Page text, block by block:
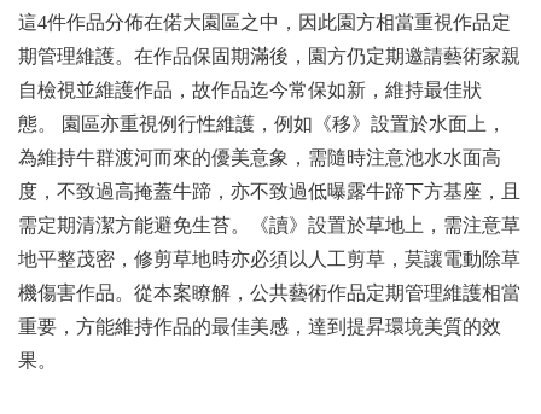
這4件作品分佈在偌大園區之中，因此園方相當重視作品定
期管理維護。在作品保固期滿後，園方仍定期邀請藝術家親
自檢視並維護作品，故作品迄今常保如新，維持最佳狀
態。 園區亦重視例行性維護，例如《移》設置於水面上，
為維持牛群渡河而來的優美意象，需隨時注意池水水面高
度，不致過高掩蓋牛蹄，亦不致過低曝露牛蹄下方基座，且
需定期清潔方能避免生苔。《讀》設置於草地上，需注意草
地平整茂密，修剪草地時亦必須以人工剪草，莫讓電動除草
機傷害作品。從本案瞭解，公共藝術作品定期管理維護相當
重要，方能維持作品的最佳美感，達到提昇環境美質的效
果。